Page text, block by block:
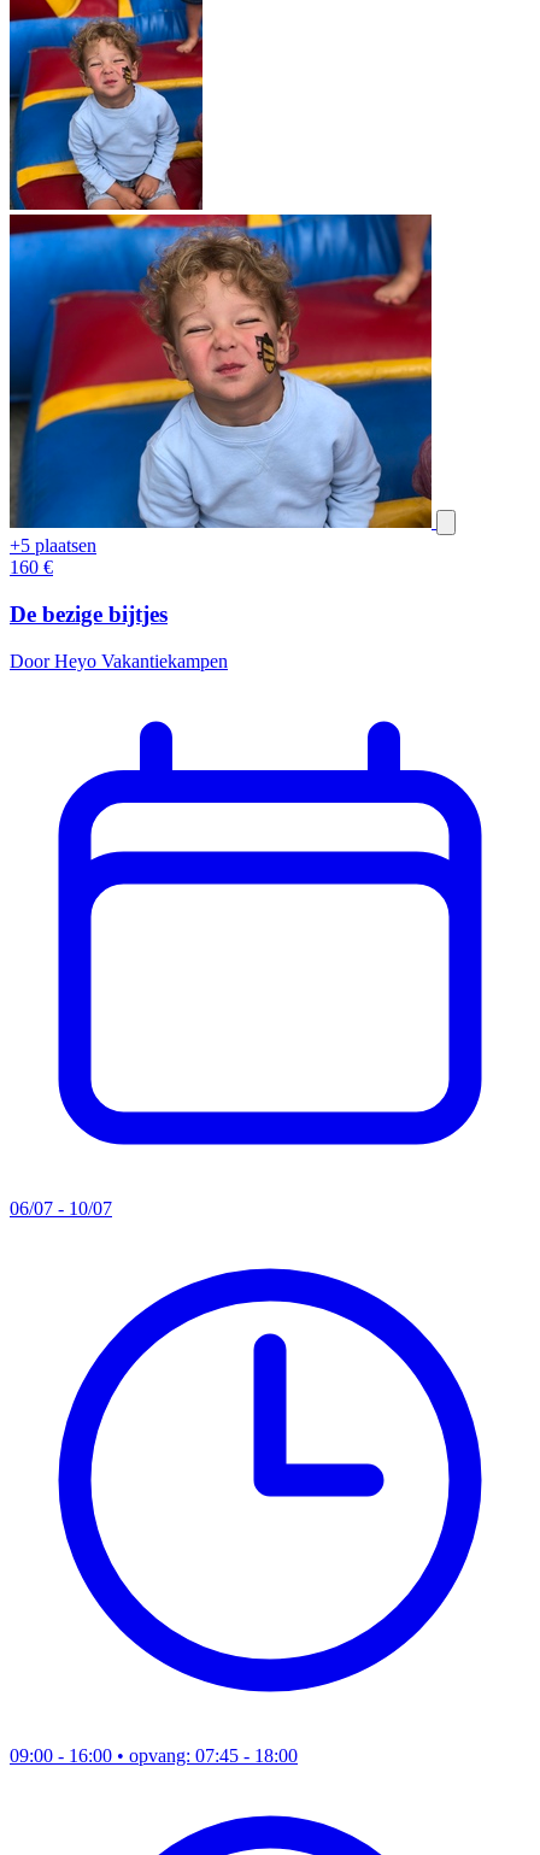
+5 plaatsen
160 €
De bezige bijtjes
Door Heyo Vakantiekampen
06/07 - 10/07
09:00 - 16:00 • opvang: 07:45 - 18:00